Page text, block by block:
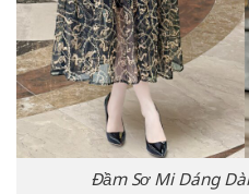
Đầm Sơ Mi Dáng